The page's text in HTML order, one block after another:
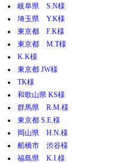
岐阜県 S.N様
埼玉県 Y.K様
東京都 F.K様
東京都 M.T様
K.K様
東京都 JW様
TK様
和歌山県 KS様
群馬県 R.M.様
東京都 S.E.様
岡山県 H.N.様
船橋市 渋谷様
福島県 K.I.様